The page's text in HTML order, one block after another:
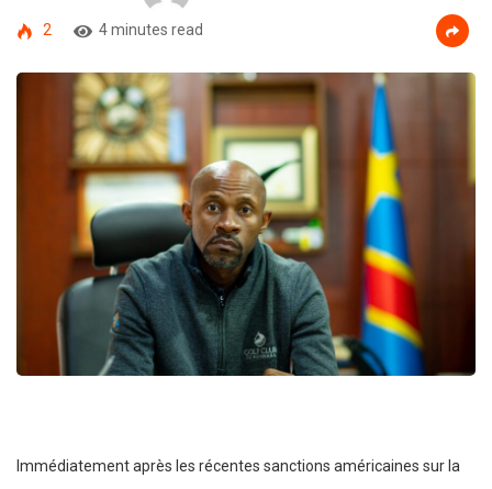
2 4 minutes read
Immédiatement après les récentes sanctions américaines sur la